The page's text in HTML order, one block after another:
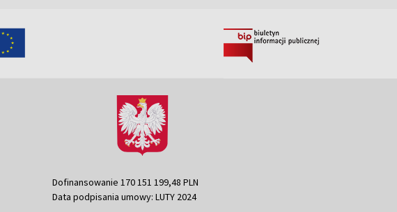
Dofinansowanie 170 151 199,48 PLN
Data podpisania umowy: LUTY 2024